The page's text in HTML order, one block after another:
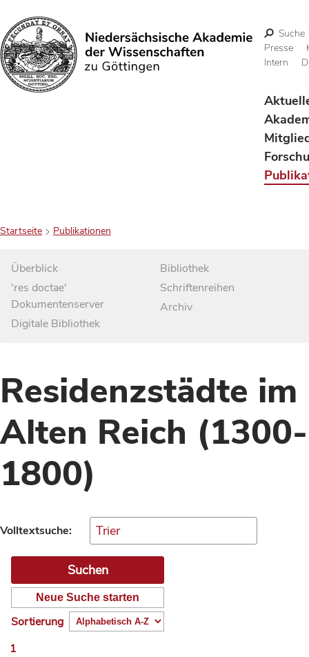
Suchen
Suche
Presse
Intern
Startseite Publikationen
Überblick
'res doctae'
Dokumentenserver
Digitale Bibliothek
Bibliothek
Schriftenreihen
Archiv
Residenzstädte im
Alten Reich (1300-
1800)
Volltextsuche:
Neue Suche starten
Sortierung
1